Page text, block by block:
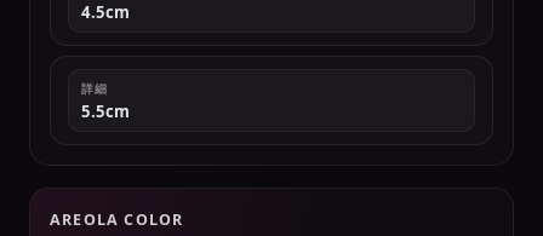
4.5cm
詳細
5.5cm
AREOLA COLOR